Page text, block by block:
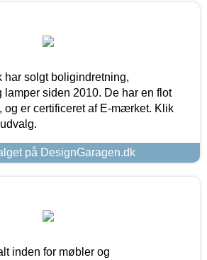
har solgt boligindretning,
siden 2010. De har en flot
og er certificeret af E-mærket. Klik
på DesignGaragen.dk
inden for møbler og